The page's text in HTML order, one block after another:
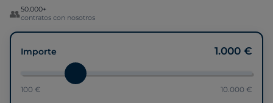
👥50.000+
contratos con nosotros
Importe 1.000 €
100 € 10.000 €